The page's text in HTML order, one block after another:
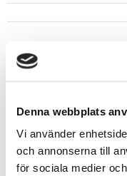
Denna webbplats
Vi använder
och annonserna till
för sociala medier